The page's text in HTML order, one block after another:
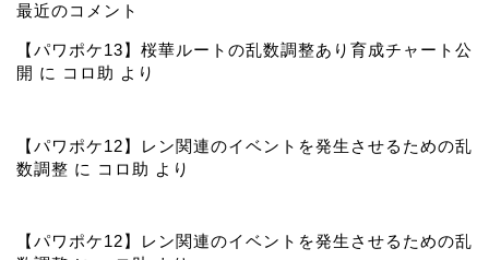
最近のコメント
【パワポケ13】桜華ルートの乱数調整あり育成チャート公
開 に コロ助 より
【パワポケ12】レン関連のイベントを発生させるための乱
数調整 に コロ助 より
【パワポケ12】レン関連のイベントを発生させるための乱